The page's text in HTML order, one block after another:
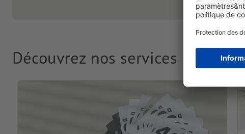
Découvrez nos services